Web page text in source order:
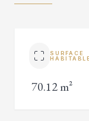
SURFACE
HABITABLE
70.12 m²